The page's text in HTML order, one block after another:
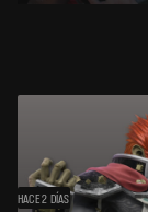
HACE 2 DÍAS